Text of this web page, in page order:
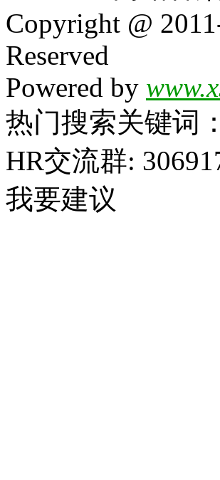
Copyright @
Reserved
Powered by
热门搜索关键词：
HR交流群:
我要建议